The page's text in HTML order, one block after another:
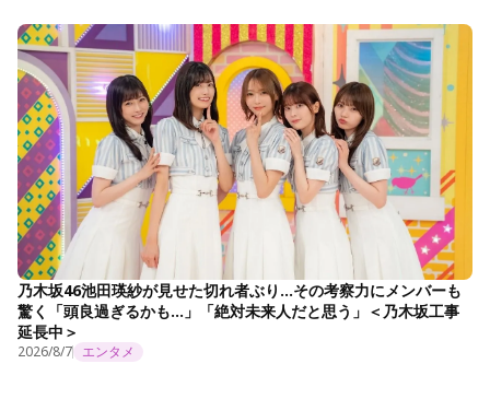
乃木坂46池田瑛紗が見せた切れ者ぶり…その考察力にメンバーも
驚く「頭良過ぎるかも…」「絶対未来人だと思う」＜乃木坂工事
延長中＞
2026/8/7 エンタメ